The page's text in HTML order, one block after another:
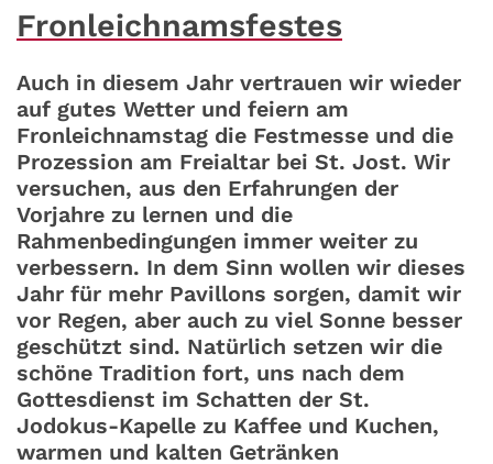
Fronleichnamsfestes
Auch in diesem Jahr vertrauen wir wieder
auf gutes Wetter und feiern am
Fronleichnamstag die Festmesse und die
Prozession am Freialtar bei St. Jost. Wir
versuchen, aus den Erfahrungen der
Vorjahre zu lernen und die
Rahmenbedingungen immer weiter zu
verbessern. In dem Sinn wollen wir dieses
Jahr für mehr Pavillons sorgen, damit wir
vor Regen, aber auch zu viel Sonne besser
geschützt sind. Natürlich setzen wir die
schöne Tradition fort, uns nach dem
Gottesdienst im Schatten der St.
Jodokus-Kapelle zu Kaffee und Kuchen,
warmen und kalten Getränken